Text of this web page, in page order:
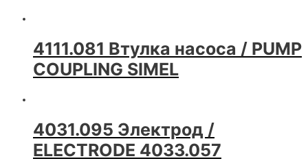
4111.081 Втулка насоса / PUMP
COUPLING SIMEL
4031.095 Электрод /
ELECTRODE 4033.057